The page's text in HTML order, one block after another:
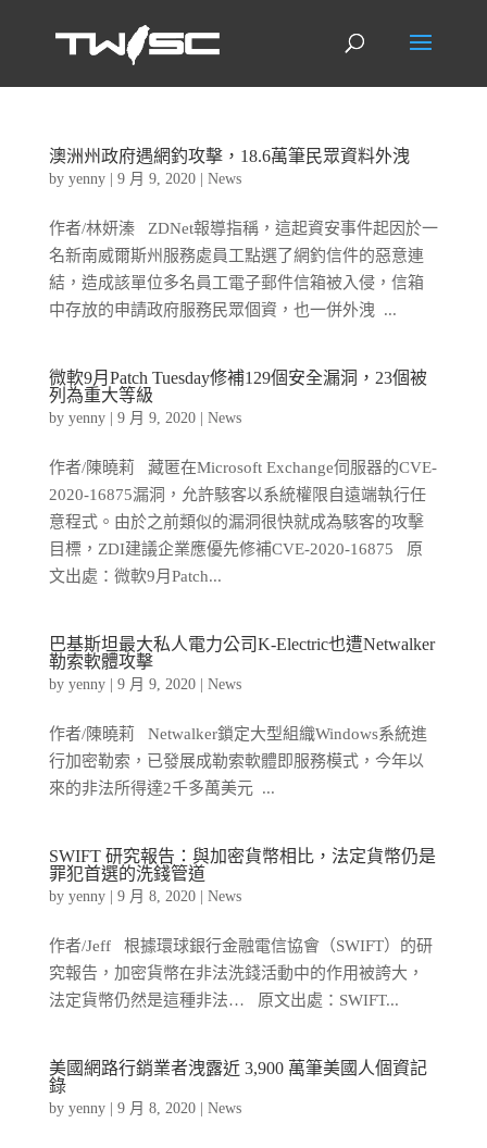
澳洲州政府遇網釣攻擊，18.6萬筆民眾資料外洩
by yenny| 9 月 9, 2020| News
作者/林妍溱 ZDNet報導指稱，這起資安事件起因於一
名新南威爾斯州服務處員工點選了網釣信件的惡意連
結，造成該單位多名員工電子郵件信箱被入侵，信箱
中存放的申請政府服務民眾個資，也一併外洩 ...
微軟9月Patch Tuesday修補129個安全漏洞，23個被
列為重大等級
by yenny| 9 月 9, 2020| News
作者/陳曉莉 藏匿在Microsoft Exchange伺服器的CVE-
2020-16875漏洞，允許駭客以系統權限自遠端執行任
意程式。由於之前類似的漏洞很快就成為駭客的攻擊
目標，ZDI建議企業應優先修補CVE-2020-16875 原
文出處：微軟9月Patch...
巴基斯坦最大私人電力公司K-Electric也遭Netwalker
勒索軟體攻擊
by yenny| 9 月 9, 2020| News
作者/陳曉莉 Netwalker鎖定大型組織Windows系統進
行加密勒索，已發展成勒索軟體即服務模式，今年以
來的非法所得達2千多萬美元 ...
SWIFT 研究報告：與加密貨幣相比，法定貨幣仍是
罪犯首選的洗錢管道
by yenny| 9 月 8, 2020| News
作者/Jeff 根據環球銀行金融電信協會（SWIFT）的研
究報告，加密貨幣在非法洗錢活動中的作用被誇大，
法定貨幣仍然是這種非法… 原文出處：SWIFT...
美國網路行銷業者洩露近 3,900 萬筆美國人個資記
錄
by yenny| 9 月 8, 2020| News